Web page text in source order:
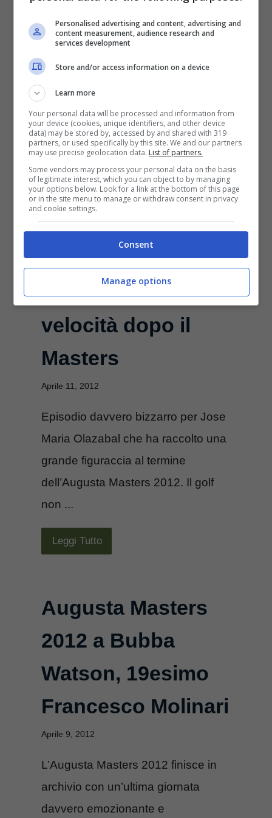
Maggio 30, 2012
Matteo Manassero sarà presente
scatterà dal prossimo 14 al 17
giugno come secondo major ...
Leggi Tutto
Josè Maria
Olazabal arrestato
per eccesso di
velocità dopo il
Masters
Aprile 11, 2012
Episodio davvero bizzarro per Jose
Maria Olazabal che ha raccolto una
grande figuraccia al termine
dell’Augusta Masters 2012. Il golf
non ...
Leggi Tutto
Augusta Masters
2012 a Bubba
Watson, 19esimo
Francesco Molinari
Aprile 9, 2012
L’Augusta Masters 2012 finisce in
archivio con un’ultima giornata
davvero emozionante e
Personalised advertising and content, advertising and
content measurement, audience research and
services development
Store and/or access information on a device
Learn more
Your personal data will be processed and information from
your device (cookies, unique identifiers, and other device
data) may be stored by, accessed by and shared with 319
partners, or used specifically by this site. We and our partners
may use precise geolocation data. List of partners.
Some vendors may process your personal data on the basis
of legitimate interest, which you can object to by managing
your options below. Look for a link at the bottom of this page
or in the site menu to manage or withdraw consent in privacy
and cookie settings.
Consent
Manage options